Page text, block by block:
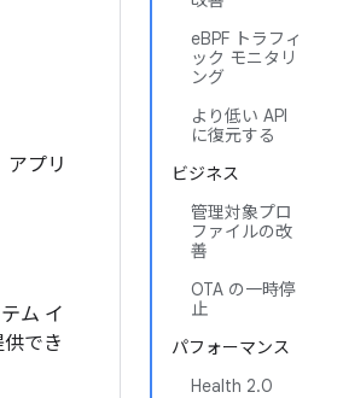
eBPF トラフィ
ック モニタリ
ング
より低い API
に復元する
ビジネス
管理対象プロ
ファイルの改
善
OTA の一時停
止
パフォーマンス
Health 2.0
アプリ
ム イ
でき